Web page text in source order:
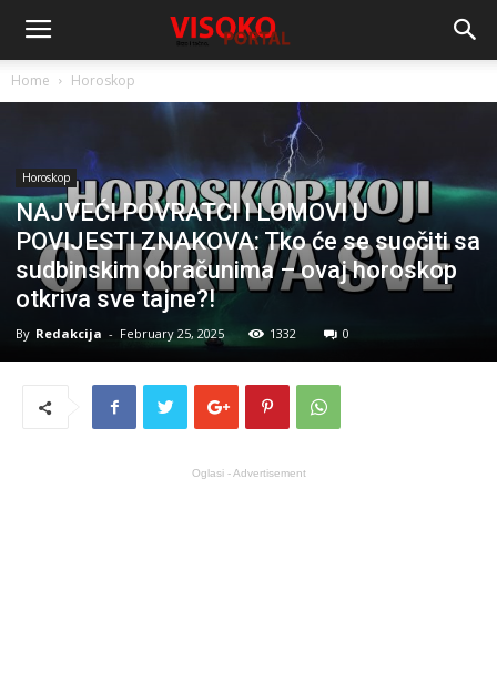
Home Horoskop
Horoskop
NAJVEĆI POVRATCI I LOMOVI U
POVIJESTI ZNAKOVA: Tko će se suočiti sa
sudbinskim obračunima – ovaj horoskop
otkriva sve tajne?!
By Redakcija - February 25, 2025 1332 0
Oglasi - Advertisement